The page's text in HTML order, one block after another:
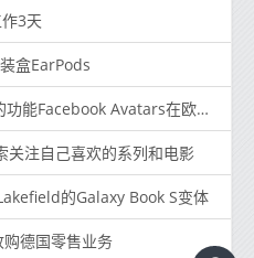
3天
盒EarPods
Facebook Avatars在欧洲推出
关注自己喜欢的系列和电影
的Galaxy Book S变体
德国零售业务